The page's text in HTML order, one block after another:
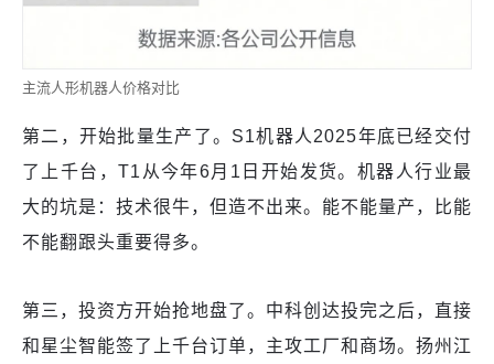
主流人形机器人价格对比
第二，开始批量生产了。S1机器人2025年底已经交付
了上千台，T1从今年6月1日开始发货。机器人行业最
大的坑是：技术很牛，但造不出来。能不能量产，比能
不能翻跟头重要得多。
第三，投资方开始抢地盘了。中科创达投完之后，直接
和星尘智能签了上千台订单，主攻工厂和商场。扬州江